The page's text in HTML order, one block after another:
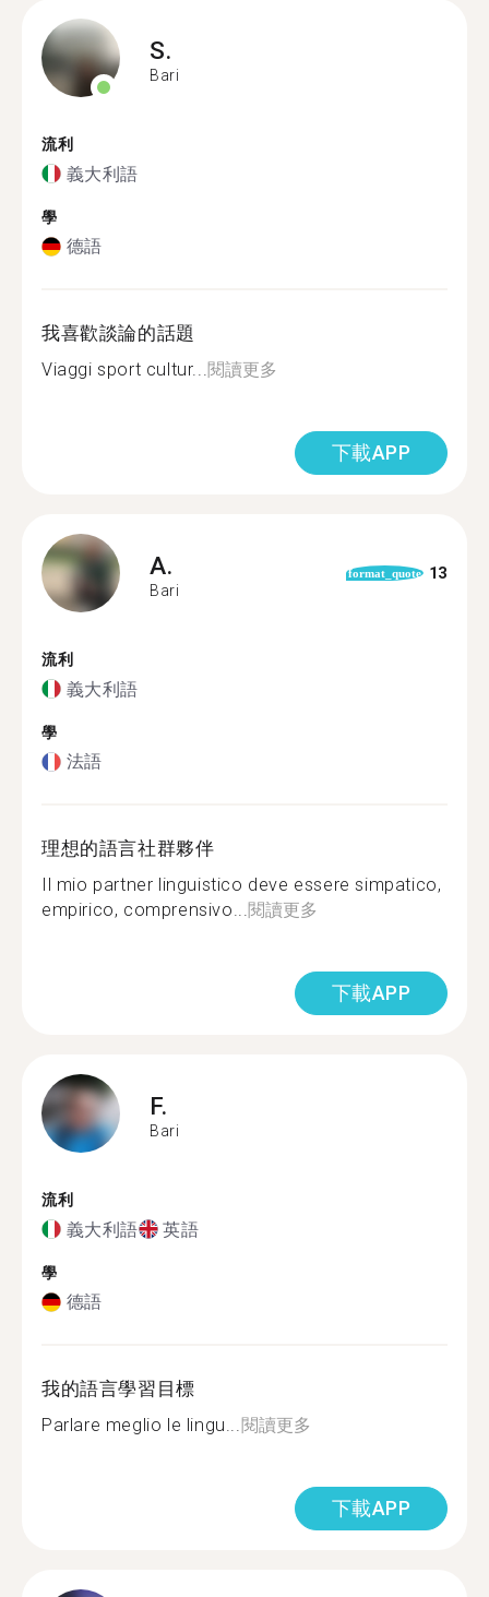
S.
Bari
流利
義大利語
學
德語
我喜歡談論的話題
Viaggi sport cultur...閱讀更多
下載APP
A.
Bari
format_quote 13
流利
義大利語
學
法語
理想的語言社群夥伴
Il mio partner linguistico deve essere simpatico,
empirico, comprensivo...閱讀更多
下載APP
F.
Bari
流利
義大利語 英語
學
德語
我的語言學習目標
Parlare meglio le lingu...閱讀更多
下載APP